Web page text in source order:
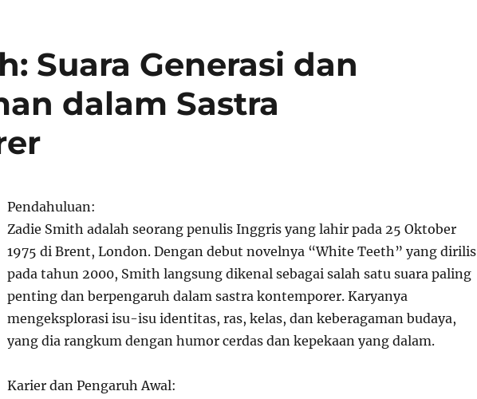
Suara Generasi dan
dalam Sastra
Pendahuluan:
Zadie Smith adalah seorang penulis Inggris yang lahir pada 25 Oktober
1975 di Brent, London. Dengan debut novelnya “White Teeth” yang dirilis
pada tahun 2000, Smith langsung dikenal sebagai salah satu suara paling
penting dan berpengaruh dalam sastra kontemporer. Karyanya
mengeksplorasi isu-isu identitas, ras, kelas, dan keberagaman budaya,
yang dia rangkum dengan humor cerdas dan kepekaan yang dalam.
Karier dan Pengaruh Awal: